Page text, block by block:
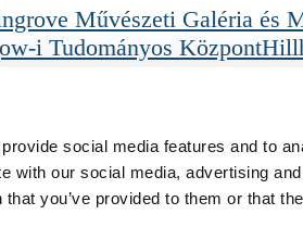
social media features and to
with our social media, advertising
you’ve provided to them or that
Művészeti Galéria és
i Tudományos Központ